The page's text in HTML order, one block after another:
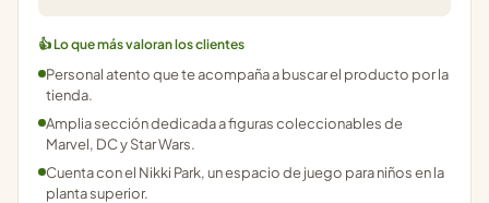
👍 Lo que más valoran los clientes
Personal atento que te acompaña a buscar el producto por la
tienda.
Amplia sección dedicada a figuras coleccionables de
Marvel, DC y Star Wars.
Cuenta con el Nikki Park, un espacio de juego para niños en la
planta superior.